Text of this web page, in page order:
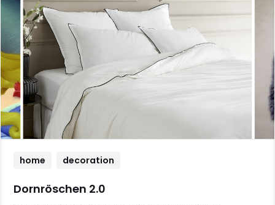
home decoration
Dornröschen 2.0